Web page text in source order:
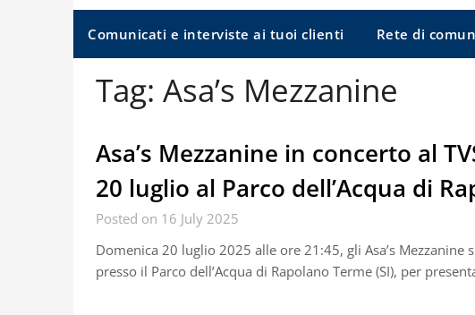
Comunicati e interviste ai tuoi clienti Rete di
Tag: Asa’s Mezzanine
Asa’s Mezzanine in concerto al
20 luglio al Parco dell’Acqua di
Posted on 16 July 2025
Domenica 20 luglio 2025 alle ore 21:45, gli Asa’s Mezzanine
presso il Parco dell’Acqua di Rapolano Terme (SI), per